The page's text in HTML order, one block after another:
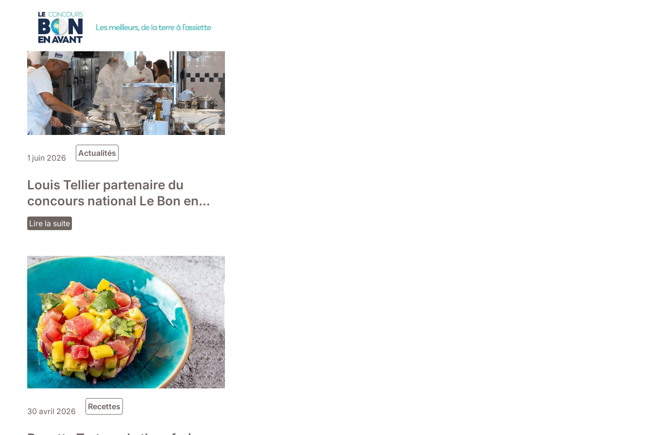
1 juin 2026 Actualités
Louis Tellier partenaire du
concours national Le Bon en
Avant
Lire la suite
30 avril 2026 Recettes